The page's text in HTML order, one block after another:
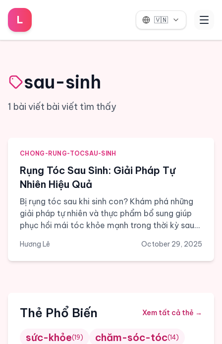
L 🇻🇳
sau-sinh
1 bài viết bài viết tìm thấy
CHONG-RUNG-TOCSAU-SINH
Rụng Tóc Sau Sinh: Giải Pháp Tự
Nhiên Hiệu Quả
Bị rụng tóc sau khi sinh con? Khám phá những
giải pháp tự nhiên và thực phẩm bổ sung giúp
phục hồi mái tóc khỏe mạnh trong thời kỳ sau
Hương Lê October 29, 2025
Thẻ Phổ Biến Xem tất cả thẻ →
sức-khỏe(19) chăm-sóc-tóc(14)